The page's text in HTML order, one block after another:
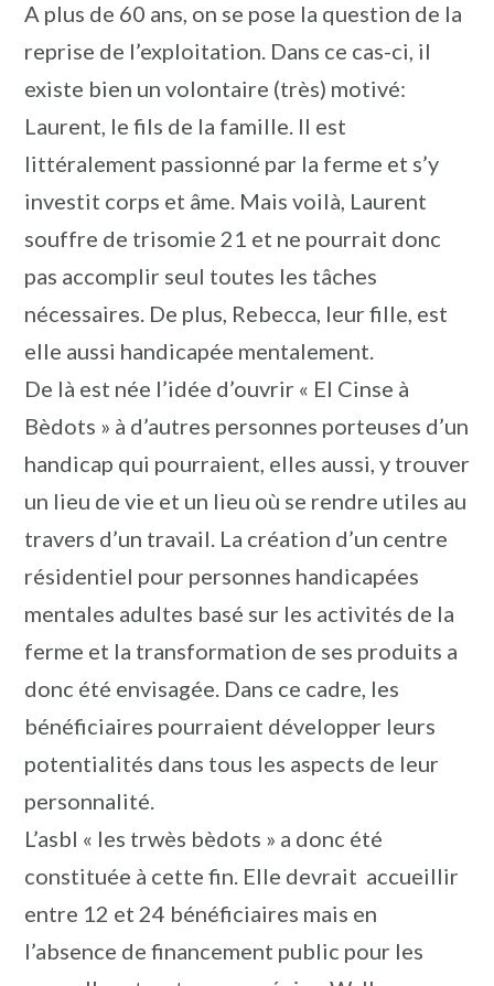
A plus de 60 ans, on se pose la question de la
reprise de l’exploitation. Dans ce cas-ci, il
existe bien un volontaire (très) motivé:
Laurent, le fils de la famille. Il est
littéralement passionné par la ferme et s’y
investit corps et âme. Mais voilà, Laurent
souffre de trisomie 21 et ne pourrait donc
pas accomplir seul toutes les tâches
nécessaires. De plus, Rebecca, leur fille, est
elle aussi handicapée mentalement.
De là est née l’idée d’ouvrir « El Cinse à
Bèdots » à d’autres personnes porteuses d’un
handicap qui pourraient, elles aussi, y trouver
un lieu de vie et un lieu où se rendre utiles au
travers d’un travail. La création d’un centre
résidentiel pour personnes handicapées
mentales adultes basé sur les activités de la
ferme et la transformation de ses produits a
donc été envisagée. Dans ce cadre, les
bénéficiaires pourraient développer leurs
potentialités dans tous les aspects de leur
personnalité.
L’asbl « les trwès bèdots » a donc été
constituée à cette fin. Elle devrait accueillir
entre 12 et 24 bénéficiaires mais en
l’absence de financement public pour les